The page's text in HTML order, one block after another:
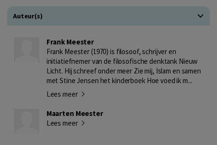
Auteur(s)
Frank Meester
Frank Meester (1970) is filosoof, schrijver en
initiatiefnemer van de filosofische denktank Nieuw
Licht. Hij schreef onder meer Zie mij, Islam en samen
met Stine Jensen het kinderboek Hoe voed ik m...
Lees meer
Maarten Meester
Lees meer